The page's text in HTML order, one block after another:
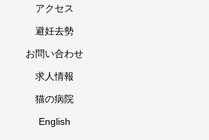
アクセス
避妊去勢
お問い合わせ
求人情報
猫の病院
English